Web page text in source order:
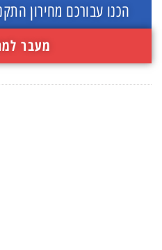
הכנו עבורכם מחירון
מעבר